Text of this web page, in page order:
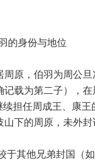
身份与地位
原，伯羽为周公旦
记载为第二子），
续担任周成王、康
下的周原，未外封
其他兄弟封国（如